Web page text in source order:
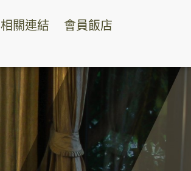
相關連結
會員飯店